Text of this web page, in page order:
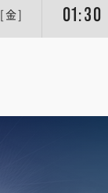
[金] 01:30